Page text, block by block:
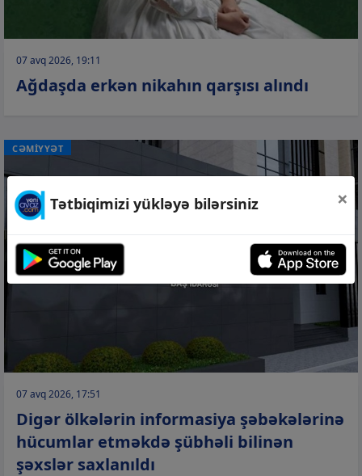
07 avq 2026, 19:11
Ağdaşda erkən nikahın qarşısı alındı
CƏMİYYƏT
07 avq 2026, 17:51
Digər ölkələrin informasiya şəbəkələrinə
hücumlar etməkdə şübhəli bilinən
şəxslər saxlanıldı
Tətbiqimizi yükləyə bilərsiniz ×